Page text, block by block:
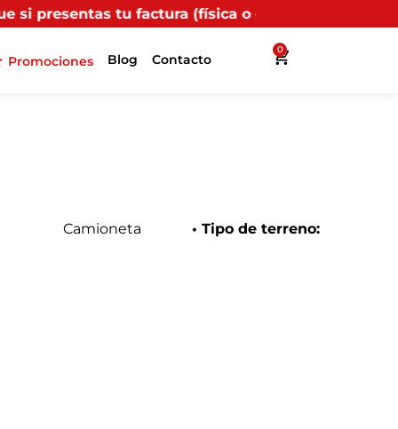
(física o digital) en uno de nuestros puntos
Promociones Blog Contacto
0
Camioneta • Tipo de terreno: